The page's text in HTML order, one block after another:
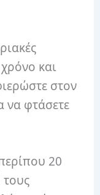
χρόνο και
στον
να φτάσετε
20
τους